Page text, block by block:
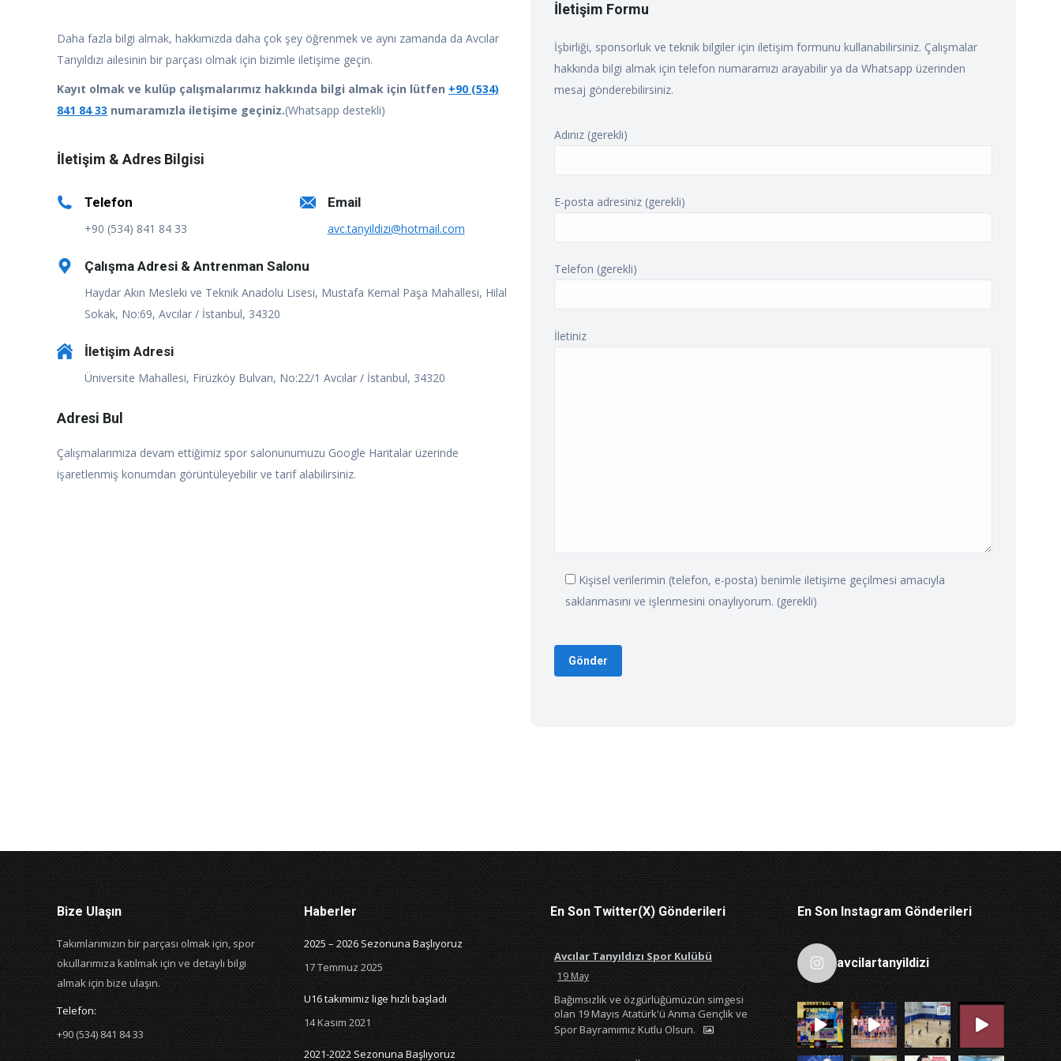
Daha fazla bilgi almak, hakkımızda daha çok şey öğrenmek ve aynı zamanda da Avcılar
Tanyıldızı ailesinin bir parçası olmak için bizimle iletişime geçin.
Kayıt olmak ve kulüp çalışmalarımız hakkında bilgi almak için lütfen +90 (534)
841 84 33 numaramızla iletişime geçiniz.(Whatsapp destekli)
İletişim & Adres Bilgisi
Telefon
+90 (534) 841 84 33
Email
avc.tanyildizi@hotmail.com
Çalışma Adresi & Antrenman Salonu
Haydar Akın Mesleki ve Teknik Anadolu Lisesi, Mustafa Kemal Paşa Mahallesi, Hilal
Sokak, No:69, Avcılar / İstanbul, 34320
İletişim Adresi
Üniversite Mahallesi, Firüzköy Bulvarı, No:22/1 Avcılar / İstanbul, 34320
Adresi Bul
Çalışmalarımıza devam ettiğimiz spor salonunumuzu Google Haritalar üzerinde
işaretlenmiş konumdan görüntüleyebilir ve tarif alabilirsiniz.
İletişim Formu
İşbirliği, sponsorluk ve teknik bilgiler için iletişim formunu kullanabilirsiniz. Çalışmalar
hakkında bilgi almak için telefon numaramızı arayabilir ya da Whatsapp üzerinden
mesaj gönderebilirsiniz.
Adınız (gerekli)
E-posta adresiniz (gerekli)
Telefon (gerekli)
İletiniz
Kişisel verilerimin (telefon, e-posta) benimle iletişime geçilmesi amacıyla
saklanmasını ve işlenmesini onaylıyorum. (gerekli)
Bize Ulaşın
Takımlarımızın bir parçası olmak için, spor
okullarımıza katılmak için ve detaylı bilgi
almak için bize ulaşın.
Telefon:
+90 (534) 841 84 33
Haberler
2025 – 2026 Sezonuna Başlıyoruz
17 Temmuz 2025
U16 takımımız lige hızlı başladı
14 Kasım 2021
2021-2022 Sezonuna Başlıyoruz
En Son Twitter(X) Gönderileri
Avcılar Tanyıldızı Spor Kulübü
19 May
Bağımsızlık ve özgürlüğümüzün simgesi
olan 19 Mayıs Atatürk'ü Anma Gençlik ve
Spor Bayramımız Kutlu Olsun.
En Son Instagram Gönderileri
avcilartanyildizi